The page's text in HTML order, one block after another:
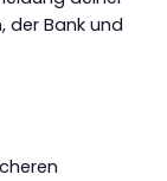
der Bank und